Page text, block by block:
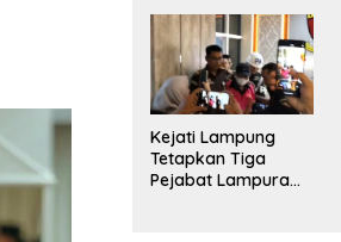
Kejati Lampung
Tetapkan Tiga
Pejabat Lampura